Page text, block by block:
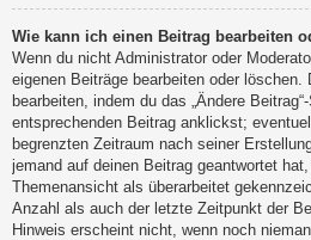
Wie kann ich einen Beitrag bearbeiten
Wenn du nicht Administrator oder
eigenen Beiträge bearbeiten oder löschen.
bearbeiten, indem du das „Ändere
entsprechenden Beitrag anklickst;
begrenzten Zeitraum nach seiner
jemand auf deinen Beitrag geantwortet
Themenansicht als überarbeitet
Anzahl als auch der letzte Zeitpunkt der
Hinweis erscheint nicht, wenn noch